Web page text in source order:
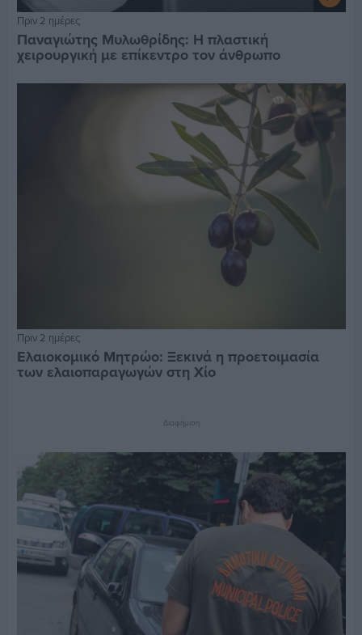
Πριν 2 ημέρες
Παναγιώτης Μυλωθρίδης: Η πλαστική
χειρουργική με επίκεντρο τον άνθρωπο
Πριν 2 ημέρες
Ελαιοκομικό Μητρώο: Ξεκινά η προετοιμασία
των ελαιοπαραγωγών στη Χίο
Διαφήμιση